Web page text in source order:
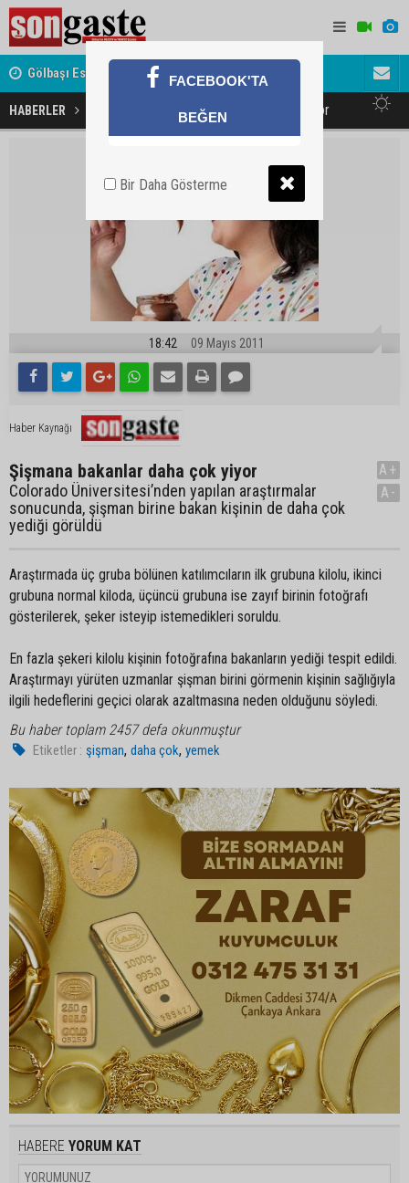
Gölbaşı Esnafının Sesi Ankara Kalkınma Ajansı'nda Avukat
akını
HABERLER Şişmana bakanlar daha çok yiyor
18:42 09 Mayıs 2011
Haber Kaynağı
Şişmana bakanlar daha çok yiyor
Colorado Üniversitesi’nden yapılan araştırmalar
sonucunda, şişman birine bakan kişinin de daha çok
yediği görüldü
A+
A-
Araştırmada üç gruba bölünen katılımcıların ilk grubuna kilolu, ikinci
grubuna normal kiloda, üçüncü grubuna ise zayıf birinin fotoğrafı
gösterilerek, şeker isteyip istemedikleri soruldu.
En fazla şekeri kilolu kişinin fotoğrafına bakanların yediği tespit edildi.
Araştırmayı yürüten uzmanlar şişman birini görmenin kişinin sağlığıyla
ilgili hedeflerini geçici olarak azaltmasına neden olduğunu söyledi.
Bu haber toplam 2457 defa okunmuştur
Etiketler : şişman,daha çok,yemek
HABERE YORUM KAT
FACEBOOK'TA
BEĞEN
Bir Daha Gösterme